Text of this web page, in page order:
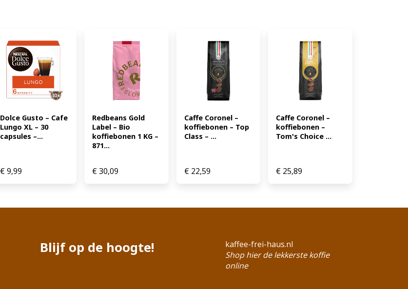
Dolce Gusto – Cafe
Lungo XL – 30
capsules –...
€9,99
Redbeans Gold
Label – Bio
koffiebonen 1 KG –
871...
€30,09
Caffe Coronel –
koffiebonen – Top
Class – ...
€22,59
Caffe Coronel –
koffiebonen –
Tom's Choice ...
€ 25,89
Blijf op de hoogte!
kaffee-frei-haus.nl
Shop hier de lekkerste koffie
online